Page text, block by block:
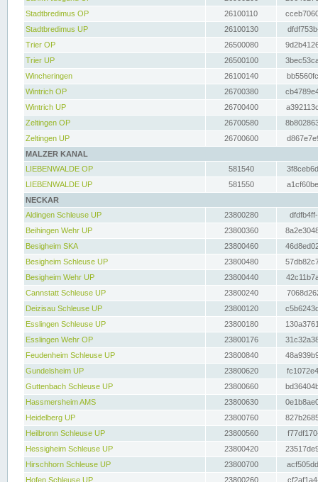
Stadtbredimus OP
26100110
Stadtbredimus UP
26100130
Trier OP
26500080
Trier UP
26500100
Wincheringen
26100140
Wintrich OP
26700380
Wintrich UP
26700400
Zeltingen OP
26700580
Zeltingen UP
26700600
MALZER KANAL
LIEBENWALDE OP
581540
LIEBENWALDE UP
581550
NECKAR
Aldingen Schleuse UP
23800280
Beihingen Wehr UP
23800360
Besigheim SKA
23800460
Besigheim Schleuse UP
23800480
Besigheim Wehr UP
23800440
Cannstatt Schleuse UP
23800240
Deizisau Schleuse UP
23800120
Esslingen Schleuse UP
23800180
Esslingen Wehr OP
23800176
Feudenheim Schleuse UP
23800840
Gundelsheim UP
23800620
Guttenbach Schleuse UP
23800660
Hassmersheim AMS
23800630
Heidelberg UP
23800760
Heilbronn Schleuse UP
23800560
Hessigheim Schleuse UP
23800420
Hirschhorn Schleuse UP
23800700
Hofen Schleuse UP
23800260